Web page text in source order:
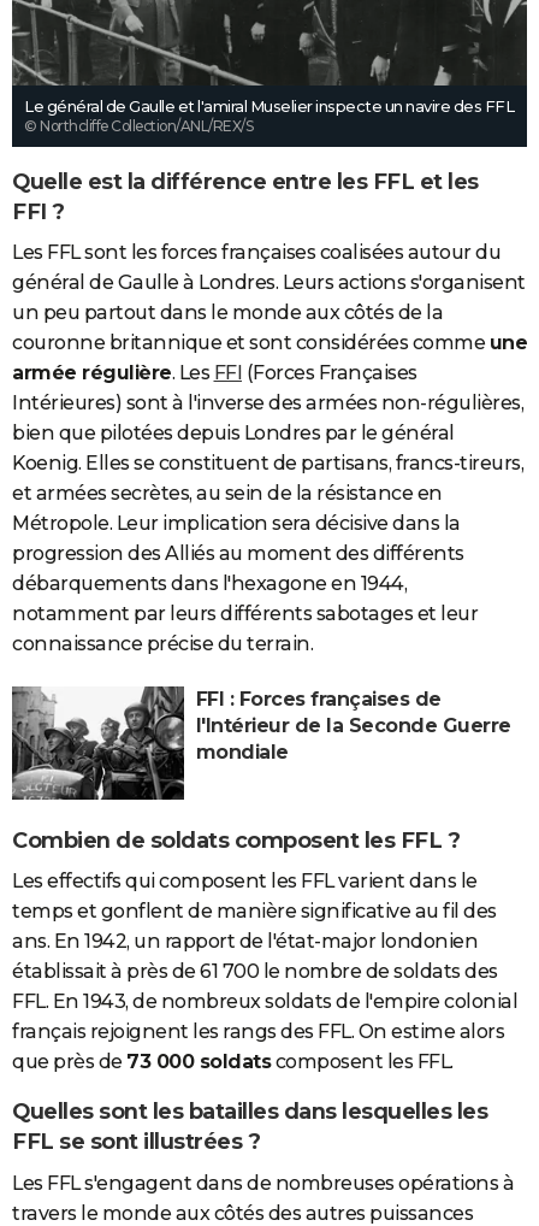
Le général de Gaulle et l'amiral Muselier inspecte un navire des FFL
© Northcliffe Collection/ANL/REX/S
Quelle est la différence entre les FFL et les
FFI ?
Les FFL sont les forces françaises coalisées autour du
général de Gaulle à Londres. Leurs actions s'organisent
un peu partout dans le monde aux côtés de la
couronne britannique et sont considérées comme une
armée régulière. Les FFI (Forces Françaises
Intérieures) sont à l'inverse des armées non-régulières,
bien que pilotées depuis Londres par le général
Koenig. Elles se constituent de partisans, francs-tireurs,
et armées secrètes, au sein de la résistance en
Métropole. Leur implication sera décisive dans la
progression des Alliés au moment des différents
débarquements dans l'hexagone en 1944,
notamment par leurs différents sabotages et leur
connaissance précise du terrain.
FFI : Forces françaises de
l'Intérieur de la Seconde Guerre
mondiale
Combien de soldats composent les FFL ?
Les effectifs qui composent les FFL varient dans le
temps et gonflent de manière significative au fil des
ans. En 1942, un rapport de l'état-major londonien
établissait à près de 61 700 le nombre de soldats des
FFL. En 1943, de nombreux soldats de l'empire colonial
français rejoignent les rangs des FFL. On estime alors
que près de 73 000 soldatscomposent les FFL.
Quelles sont les batailles dans lesquelles les
FFL se sont illustrées ?
Les FFL s'engagent dans de nombreuses opérations à
travers le monde aux côtés des autres puissances